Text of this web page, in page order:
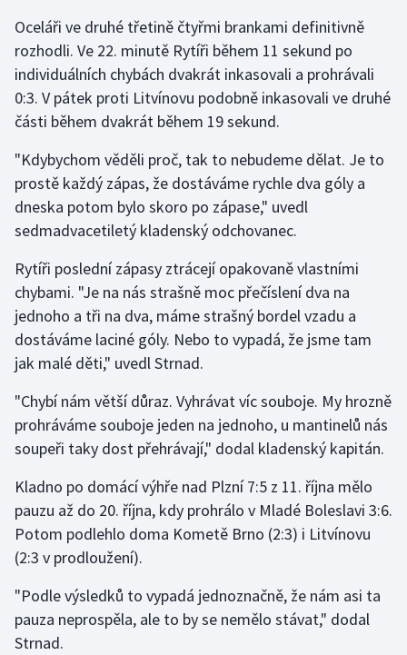
Ragby
Rychlobruslení
Rychlostní kanoistika
Short track
Sportovní střelba
Triatlon
Veslování
Volejbal
Oceláři ve druhé třetině čtyřmi brankami definitivně
rozhodli. Ve 22. minutě Rytíři během 11 sekund po
individuálních chybách dvakrát inkasovali a prohrávali
0:3. V pátek proti Litvínovu podobně inkasovali ve druhé
části během dvakrát během 19 sekund.
"Kdybychom věděli proč, tak to nebudeme dělat. Je to
prostě každý zápas, že dostáváme rychle dva góly a
dneska potom bylo skoro po zápase," uvedl
sedmadvacetiletý kladenský odchovanec.
Rytíři poslední zápasy ztrácejí opakovaně vlastními
chybami. "Je na nás strašně moc přečíslení dva na
jednoho a tři na dva, máme strašný bordel vzadu a
dostáváme laciné góly. Nebo to vypadá, že jsme tam
jak malé děti," uvedl Strnad.
"Chybí nám větší důraz. Vyhrávat víc souboje. My hrozně
prohráváme souboje jeden na jednoho, u mantinelů nás
soupeři taky dost přehrávají," dodal kladenský kapitán.
Kladno po domácí výhře nad Plzní 7:5 z 11. října mělo
pauzu až do 20. října, kdy prohrálo v Mladé Boleslavi 3:6.
Potom podlehlo doma Kometě Brno (2:3) i Litvínovu
(2:3 v prodloužení).
"Podle výsledků to vypadá jednoznačně, že nám asi ta
pauza neprospěla, ale to by se nemělo stávat," dodal
Strnad.